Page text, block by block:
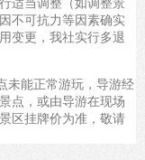
不可抗力等因素确实
变更，我社实行多退
未能正常游玩，导游经
点，或由导游在现场
区挂牌价为准，敬请